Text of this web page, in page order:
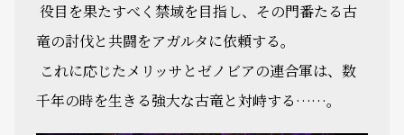
役目を果たすべく禁域を目指し、その門番たる古
竜の討伐と共闘をアガルタに依頼する。
これに応じたメリッサとゼノビアの連合軍は、数
千年の時を生きる強大な古竜と対峙する……。